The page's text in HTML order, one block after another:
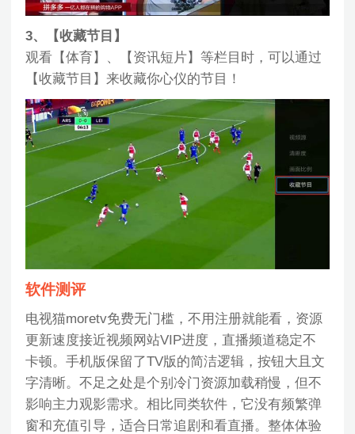
3、【收藏节目】
观看【体育】、【资讯短片】等栏目时，可以通过
【收藏节目】来收藏你心仪的节目！
软件测评
电视猫moretv免费无门槛，不用注册就能看，资源
更新速度接近视频网站VIP进度，直播频道稳定不
卡顿。手机版保留了TV版的简洁逻辑，按钮大且文
字清晰。不足之处是个别冷门资源加载稍慢，但不
影响主力观影需求。相比同类软件，它没有频繁弹
窗和充值引导，适合日常追剧和看直播。整体体验